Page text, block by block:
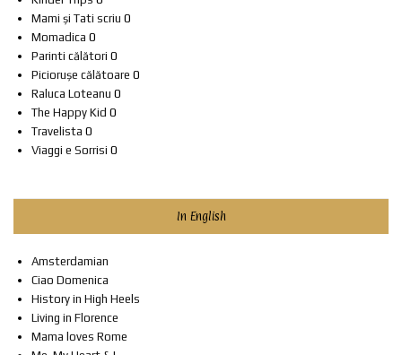
Mami și Tati scriu 0
Momadica 0
Parinti călători 0
Piciorușe călătoare 0
Raluca Loteanu 0
The Happy Kid 0
Travelista 0
Viaggi e Sorrisi 0
In English
Amsterdamian
Ciao Domenica
History in High Heels
Living in Florence
Mama loves Rome